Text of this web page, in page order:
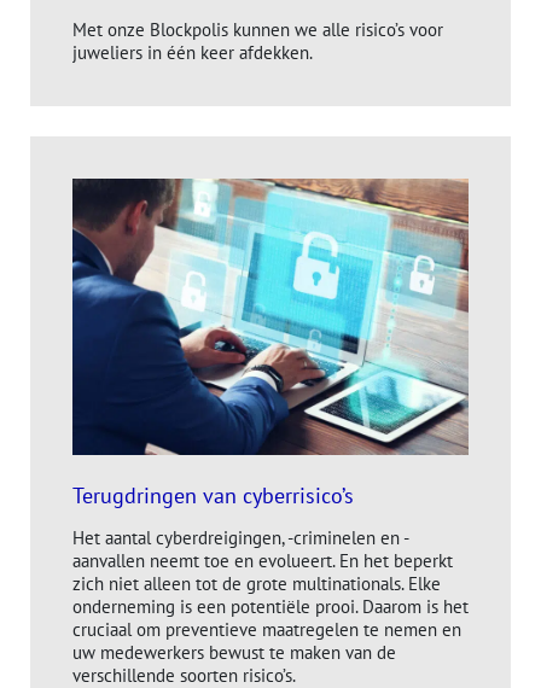
Met onze Blockpolis kunnen we alle risico’s voor
juweliers in één keer afdekken.
Terugdringen van cyberrisico’s
Het aantal cyberdreigingen, -criminelen en -
aanvallen neemt toe en evolueert. En het beperkt
zich niet alleen tot de grote multinationals. Elke
onderneming is een potentiële prooi. Daarom is het
cruciaal om preventieve maatregelen te nemen en
uw medewerkers bewust te maken van de
verschillende soorten risico’s.